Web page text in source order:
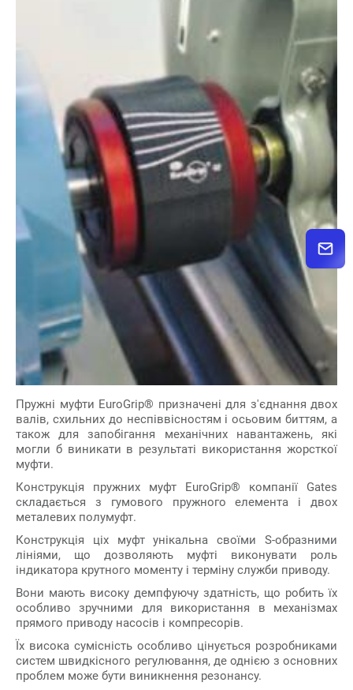
Пружні муфти EuroGrip® призначені для з'єднання двох
валів, схильних до неспіввісностям і осьовим биттям, а
також для запобігання механічних навантажень, які
могли б виникати в результаті використання жорсткої
муфти.
Конструкція пружних муфт EuroGrip® компанії Gates
складається з гумового пружного елемента і двох
металевих полумуфт.
Конструкція ціх муфт унікальна своїми S-образними
лініями, що дозволяють муфті виконувати роль
індикатора крутного моменту і терміну служби приводу.
Вони мають високу демпфуючу здатність, що робить їх
особливо зручними для використання в механізмах
прямого приводу насосів і компресорів.
Їх висока сумісність особливо цінується розробниками
систем швидкісного регулювання, де однією з основних
проблем може бути виникнення резонансу.